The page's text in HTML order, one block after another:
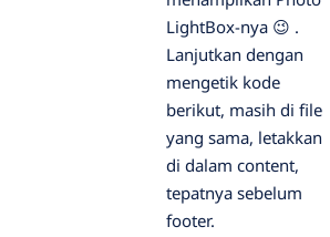
LightBox-nya 😉 .
Lanjutkan dengan
mengetik kode
berikut, masih di file
yang sama, letakkan
di dalam content,
tepatnya sebelum
footer.